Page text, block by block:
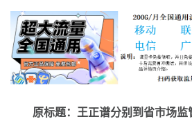
原标题：王正谱分别到省市场